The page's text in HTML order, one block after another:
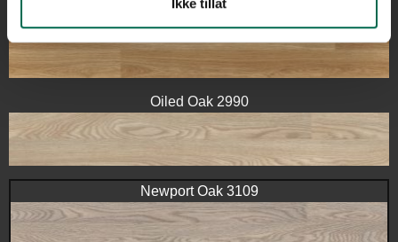
Ikke tillat
American Oak 3380
Oiled Oak 2990
Newport Oak 3109